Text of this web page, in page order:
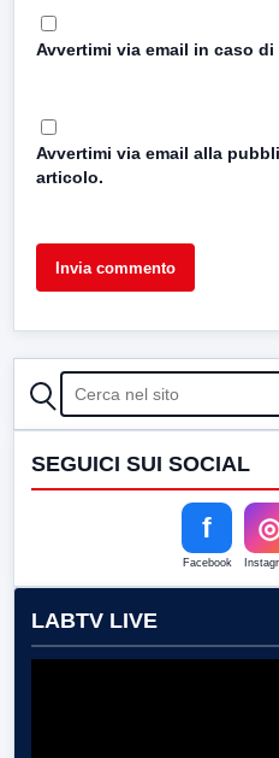
Avvertimi via email in caso
Avvertimi via email alla
articolo.
CERCA
SEGUICI SUI SOCIAL
f
Facebook
LABTV LIVE